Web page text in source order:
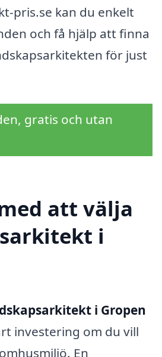
pris.se kan du enkelt
och få hjälp att finna
för just
gratis och utan
att välja
i
i Gropen
investering om du vill
En